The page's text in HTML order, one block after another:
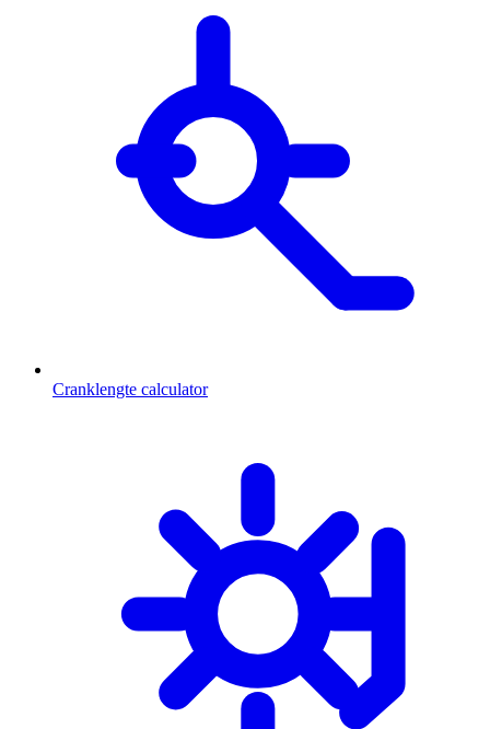
Cranklengte calculator